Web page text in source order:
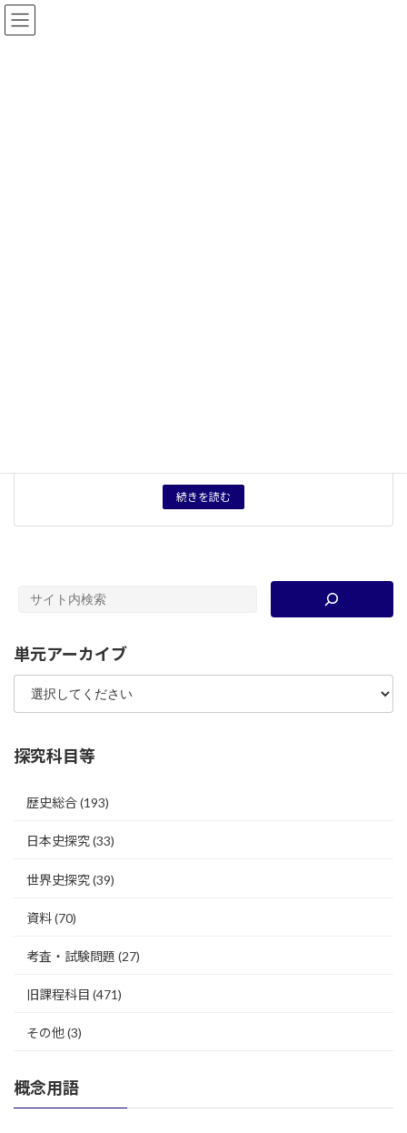
コ
ン
ナ
ビ
教材共有サイト2.0−高大連携歴史教育研究
続きを読む
単元アーカイブ
探究科目等
歴史総合(193)
日本史探究(33)
世界史探究(39)
資料(70)
考査・試験問題 (27)
旧課程科目 (471)
その他(3)
概念用語